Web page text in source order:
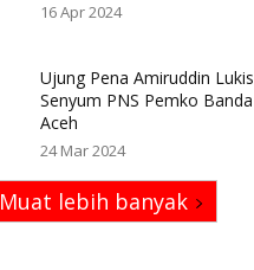
16 Apr 2024
Ujung Pena Amiruddin Lukis
Senyum PNS Pemko Banda
Aceh
24 Mar 2024
Muat lebih banyak